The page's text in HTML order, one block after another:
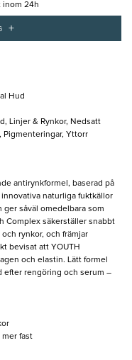
inom 24h
+
Hud
Linjer & Rynkor, Nedsatt
Pigmenteringar, Yttorr
antirynkformel, baserad på
naturliga fuktkällor
såväl omedelbara som
Complex säkerställer snabbt
rynkor, och främjar
bevisat att YOUTH
och elastin. Lätt formel
efter rengöring och serum –
mer fast